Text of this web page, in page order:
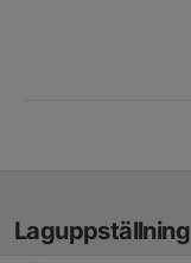
Laguppställning